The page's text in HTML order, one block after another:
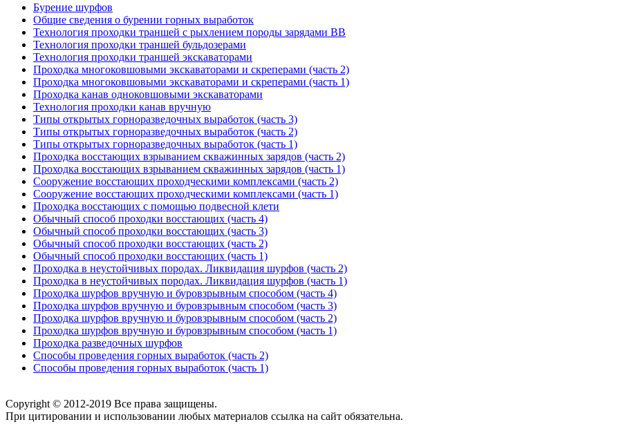
Бурение шурфов
Общие сведения о бурении горных выработок
Технология проходки траншей с рыхлением породы зарядами ВВ
Технология проходки траншей бульдозерами
Технология проходки траншей экскаваторами
Проходка многоковшовыми экскаваторами и скреперами (часть 2)
Проходка многоковшовыми экскаваторами и скреперами (часть 1)
Проходка канав одноковшовыми экскаваторами
Технология проходки канав вручную
Типы открытых горноразведочных выработок (часть 3)
Типы открытых горноразведочных выработок (часть 2)
Типы открытых горноразведочных выработок (часть 1)
Проходка восстающих взрыванием скважинных зарядов (часть 2)
Проходка восстающих взрыванием скважинных зарядов (часть 1)
Сооружение восстающих проходческими комплексами (часть 2)
Сооружение восстающих проходческими комплексами (часть 1)
Проходка восстающих с помощью подвесной клети
Обычный способ проходки восстающих (часть 4)
Обычный способ проходки восстающих (часть 3)
Обычный способ проходки восстающих (часть 2)
Обычный способ проходки восстающих (часть 1)
Проходка в неустойчивых породах. Ликвидация шурфов (часть 2)
Проходка в неустойчивых породах. Ликвидация шурфов (часть 1)
Проходка шурфов вручную и буровзрывным способом (часть 4)
Проходка шурфов вручную и буровзрывным способом (часть 3)
Проходка шурфов вручную и буровзрывным способом (часть 2)
Проходка шурфов вручную и буровзрывным способом (часть 1)
Проходка разведочных шурфов
Способы проведения горных выработок (часть 2)
Способы проведения горных выработок (часть 1)
Copyright © 2012-2019 Все права защищены.
При цитировании и использовании любых материалов ссылка на сайт обязательна.